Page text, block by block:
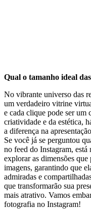
Qual o tamanho ideal
No vibrante universo das
um verdadeiro vitrine
e cada clique pode ser um
criatividade e da estética,
a ​diferença na
Se você já ⁤se perguntou
no feed do Instagram,
explorar as dimensões
imagens, garantindo que
admiradas e
⁣que transformarão sua
mais atrativo. Vamos
fotografia no Instagram!